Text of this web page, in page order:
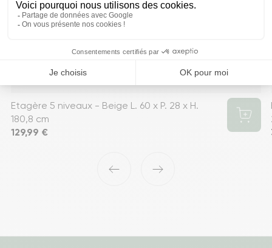
Etagère 5 niveaux - Beige L. 60 x P. 28 x H.
180,8 cm
Prix
129,99 €
‹ ›